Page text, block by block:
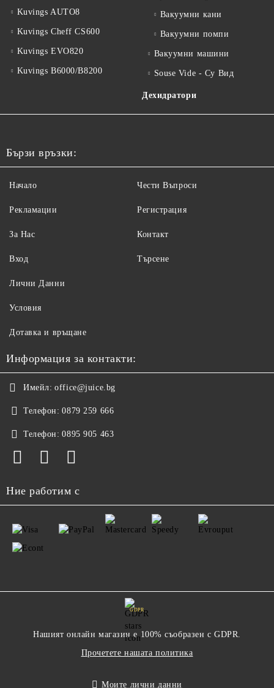
Kuvings AUTO8
Kuvings Cheff CS600
Kuvings EVO820
Kuvings B6000/B8200
Вакуумни кани
Вакуумни помпи
Вакуумни машини
Souse Vide - Су Вид
Дехидратори
Бързи връзки:
Начало
Рекламации
За Нас
Вход
Чести Въпроси
Регистрация
Контакт
Търсене
Лични Данни
Условия
Дотавка и връщане
Информация за контакти:
Имейл: office@juice.bg
Телефон: 0879 259 666
Телефон: 0895 905 463
Ние работим с
GDPR
Нашият онлайн магазин е 100% съобразен с GDPR.
Прочетете нашата политика
Моите лични данни